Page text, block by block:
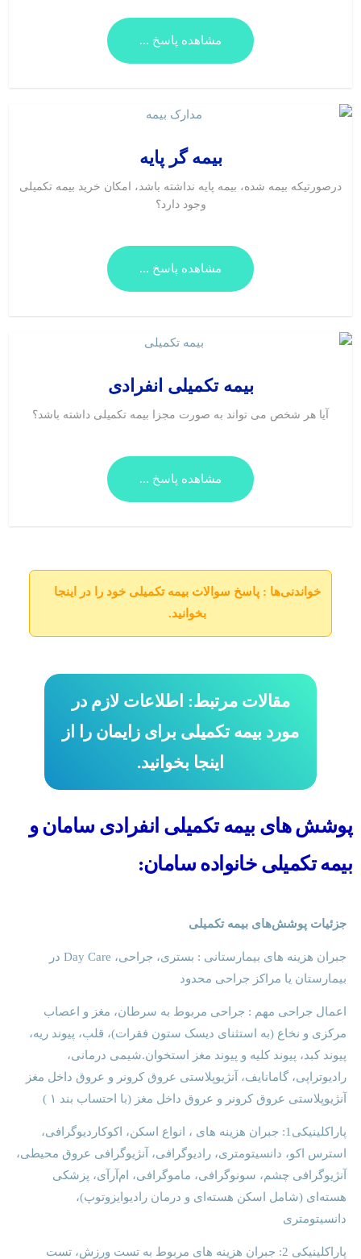
مشاهده پاسخ ...
بیمه گر پایه
درصورتیکه بیمه شده، بیمه پایه نداشته باشد، امکان خرید بیمه تکمیلی
وجود دارد؟
مشاهده پاسخ ...
بیمه تکمیلی انفرادی
آیا هر شخص می تواند به صورت مجزا بیمه تکمیلی داشته باشد؟
مشاهده پاسخ ...
خواندنی‌ها : پاسخ سوالات بیمه تکمیلی خود را در اینجا
بخوانید.
مقالات مرتبط: اطلاعات لازم در
مورد بیمه تکمیلی برای زایمان را از
اینجا بخوانید.
پوشش های بیمه تکمیلی انفرادی سامان و
بیمه تکمیلی خانواده سامان:
جزئیات پوشش‌های بیمه تکمیلی
جبران هزینه های بیمارستانی : بستری، جراحی، Day Care در
بیمارستان یا مراکز جراحی محدود
اعمال جراحی مهم : جراحی مربوط به سرطان، مغز و اعصاب
مرکزی و نخاع (به استثنای دیسک ستون فقرات)، قلب، پیوند ریه،
پیوند کبد، پیوند کلیه و پیوند مغز استخوان.شیمی درمانی،
رادیوتراپی، گامانایف، آنژیوپلاستی عروق کرونر و عروق داخل مغز
آنژیوپلاستی عروق کرونر و عروق داخل مغز (با احتساب بند ۱ )
پاراکلینیکی1: جبران هزینه های ، انواع اسکن، اکوکاردیوگرافی،
استرس اکو، دانسیتومتری، رادیوگرافی، آنژیوگرافی عروق محیطی،
آنژیوگرافی چشم، سونوگرافی، ماموگرافی، ام‌آر‌آی، پزشکی
هسته‌ای (شامل اسکن هسته‌ای و درمان رادیوایزوتوپ)،
دانسیتومتری
پاراکلینیکی 2: جبران هزینه های مربوط به تست ورزش، تست